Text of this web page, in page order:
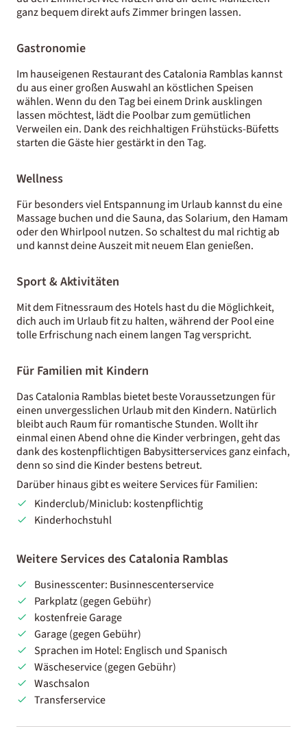
ganz bequem direkt aufs Zimmer bringen lassen.
Gastronomie
Im hauseigenen Restaurant des Catalonia Ramblas kannst
du aus einer großen Auswahl an köstlichen Speisen
wählen. Wenn du den Tag bei einem Drink ausklingen
lassen möchtest, lädt die Poolbar zum gemütlichen
Verweilen ein. Dank des reichhaltigen Frühstücks-Büfetts
starten die Gäste hier gestärkt in den Tag.
Wellness
Für besonders viel Entspannung im Urlaub kannst du eine
Massage buchen und die Sauna, das Solarium, den Hamam
oder den Whirlpool nutzen. So schaltest du mal richtig ab
und kannst deine Auszeit mit neuem Elan genießen.
Sport & Aktivitäten
Mit dem Fitnessraum des Hotels hast du die Möglichkeit,
dich auch im Urlaub fit zu halten, während der Pool eine
tolle Erfrischung nach einem langen Tag verspricht.
Für Familien mit Kindern
Das Catalonia Ramblas bietet beste Voraussetzungen für
einen unvergesslichen Urlaub mit den Kindern. Natürlich
bleibt auch Raum für romantische Stunden. Wollt ihr
einmal einen Abend ohne die Kinder verbringen, geht das
dank des kostenpflichtigen Babysitterservices ganz einfach,
denn so sind die Kinder bestens betreut.
Darüber hinaus gibt es weitere Services für Familien:
Kinderclub/Miniclub: kostenpflichtig
Kinderhochstuhl
Weitere Services des Catalonia Ramblas
Businesscenter: Businnescenterservice
Parkplatz (gegen Gebühr)
kostenfreie Garage
Garage (gegen Gebühr)
Sprachen im Hotel: Englisch und Spanisch
Wäscheservice (gegen Gebühr)
Waschsalon
Transferservice